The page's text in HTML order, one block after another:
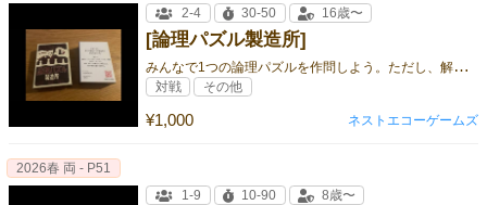
[論理パズル製造所]
み
んなで1つの論理パズルを作問しよう。ただし、解けない問題を作ってしまった人は降格処分となる。
¥1,000
2-4 30-50 16歳〜
対戦 その他
ネストエコーゲームズ
2026春 両 - P51
1-9
10-90 8歳〜